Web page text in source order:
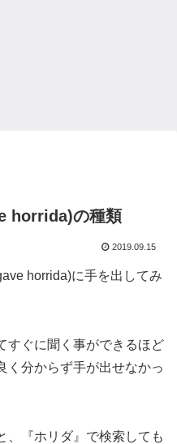
horrida)の種類
2019.09.15
horrida)に手を出してみ
すぐに聞く事ができるほど
く分からず手が出せなかっ
、『ホリダ』で検索しても